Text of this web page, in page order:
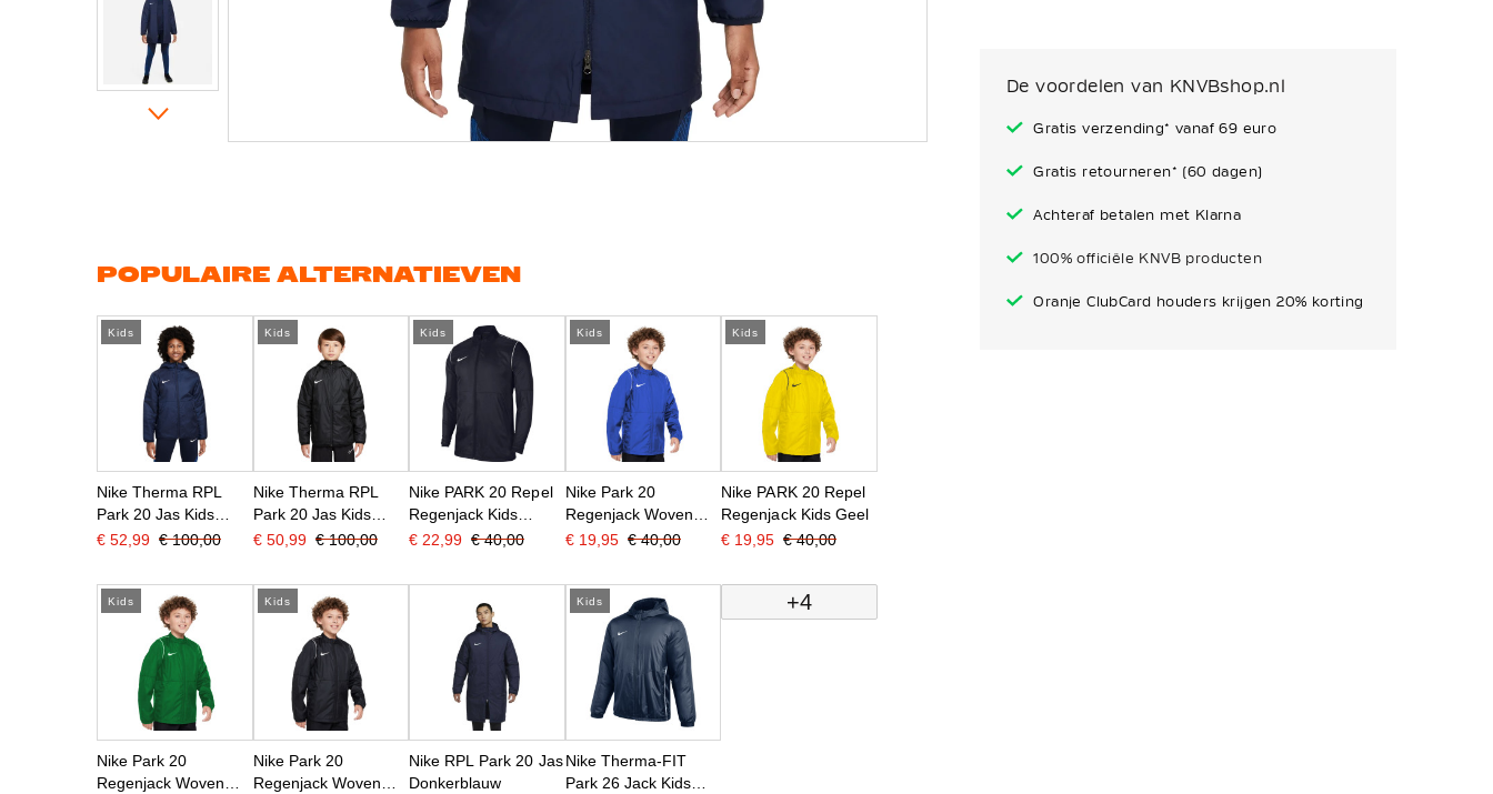
gallerij
De voordelen van KNVBshop.nl
Gratis verzending* vanaf 69 euro
Gratis retourneren* (60 dagen)
Achteraf betalen met Klarna
100% officiële KNVB producten
Oranje ClubCard houders krijgen 20% korting
POPULAIRE ALTERNATIEVEN
Kids
Nike Therma RPL
Park 20 Jas Kids
Donkerblauw
€ 52,99 € 100,00
Kids
Nike Therma RPL
Park 20 Jas Kids
Zwart
€ 50,99 € 100,00
Kids
Nike PARK 20 Repel
Regenjack Kids
Donkerblauw Wit
€ 22,99 € 40,00
Kids
Nike Park 20
Regenjack Woven
Kids Royal Blauw
€ 19,95 € 40,00
Kids
Nike PARK 20 Repel
Regenjack Kids Geel
€ 19,95 € 40,00
Kids
Nike Park 20
Regenjack Woven
Kids
Nike Park 20
Regenjack Woven
Nike RPL Park 20 Jas
Donkerblauw
Kids
Nike Therma-FIT
Park 26 Jack Kids
+4